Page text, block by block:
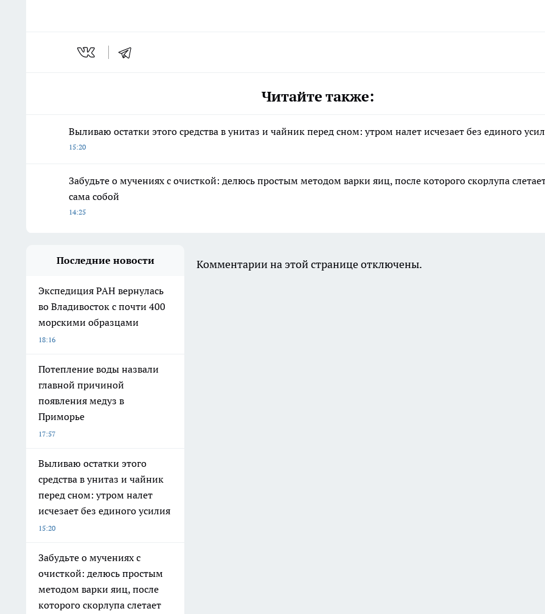
Читайте также:
Выливаю остатки этого средства в унитаз и чайник перед сном: утром налет исчезает без единого
15:20
Забудьте о мучениях с очисткой: делюсь простым методом варки яиц, после которого скорлупа
сама собой
14:25
Последние новости
Экспедиция РАН вернулась
во Владивосток с почти 400
морскими образцами
18:16
Потепление воды назвали
главной причиной
появления медуз в
Приморье
17:57
Выливаю остатки этого
средства в унитаз и чайник
перед сном: утром налет
исчезает без единого усилия
15:20
Забудьте о мучениях с
очисткой: делюсь простым
методом варки яиц, после
которого скорлупа слетает
Комментарии на этой странице отключены.